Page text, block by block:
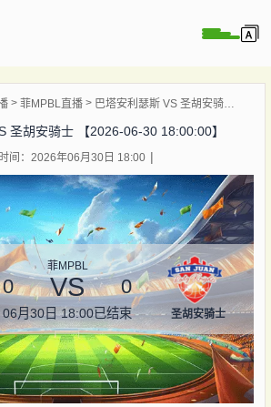
菲MPBL直播 巴塔安利瑟斯 VS 圣胡安骑士 【2026-06-30 18:00:00】
圣胡安骑士 【2026-06-30 18:00:00】
间：2026年06月30日 18:00
菲MPBL
0 VS 0
06月30日 18:00已结束 圣胡安骑士